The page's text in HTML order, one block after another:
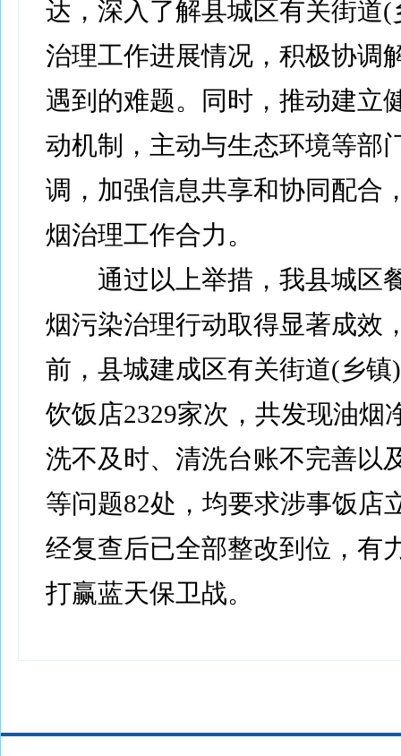
达，深入了解县城区有关街道(
治理工作进展情况，积极协调
遇到的难题。同时，推动建立
动机制，主动与生态环境等部
调，加强信息共享和协同配合
烟治理工作合力。
通过以上举措，我县城区
烟污染治理行动取得显著成效
前，县城建成区有关街道(乡镇
饮饭店2329家次，共发现油烟
洗不及时、清洗台账不完善以
等问题82处，均要求涉事饭店
经复查后已全部整改到位，有
打赢蓝天保卫战。